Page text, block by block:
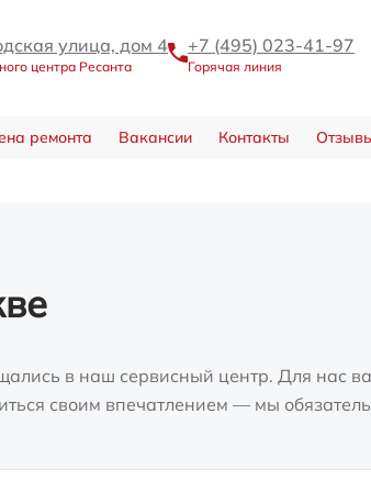
улица, дом 4
центра Ресанта
+7 (495) 023-41-97
Горячая линия
ремонта Вакансии Контакты
в наш сервисный центр. Для нас
своим впечатлением — мы